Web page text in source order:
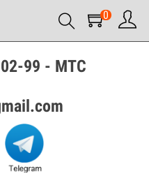
0
99 - МТС